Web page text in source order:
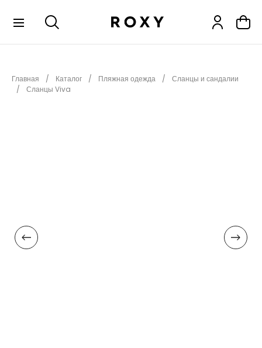
НОВИНКИ
АКСЕССУАРЫ
Главная Каталог Пляжная одежда
Сланцы и сандалии
Сланцы Viva